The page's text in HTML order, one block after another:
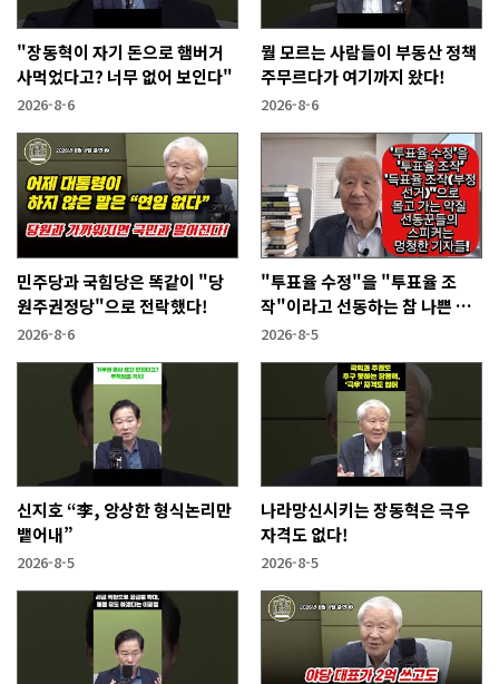
"장동혁이 자기 돈으로 햄버거
사먹었다고? 너무 없어 보인다"
2026-8-6
뭘 모르는 사람들이 부동산 정책
주무르다가 여기까지 왔다!
2026-8-6
민주당과 국힘당은 똑같이 "당
원주권정당"으로 전락했다!
2026-8-6
"투표율 수정"을 "투표율 조
작"이라고 선동하는 참 나쁜 사
람들!
2026-8-5
신지호 “李, 앙상한 형식논리만
뱉어내”
2026-8-5
나라망신시키는 장동혁은 극우
자격도 없다!
2026-8-5